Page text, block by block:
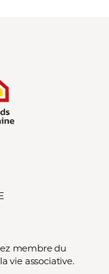
membre du
vie associative.